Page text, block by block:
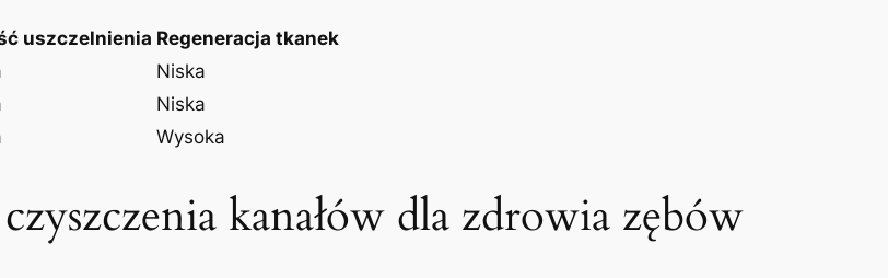
uszczelnienia Regeneracja tkanek
Niska
Niska
Wysoka
kanałów dla zdrowia zębów